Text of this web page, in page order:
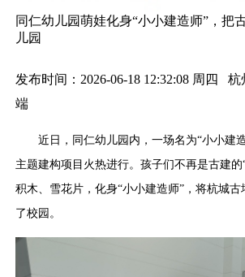
同仁幼儿园萌娃化身“小小建造师”，把
儿园
发布时间：2026-06-18 12:32:08 周四
端
近日，同仁幼儿园内，一场名为“小小建
主题建构项目火热进行。孩子们不再是古建的
积木、雪花片，化身“小小建造师”，将杭城古
了校园。